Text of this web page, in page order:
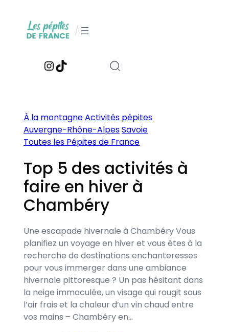
contenu
/
Instagram
TikTok
À la montagneActivités pépites
Auvergne-Rhône-AlpesSavoie
Toutes les Pépites de France
Top 5 des activités à
faire en hiver à
Chambéry
Une escapade hivernale à Chambéry Vous
planifiez un voyage en hiver et vous êtes à la
recherche de destinations enchanteresses
pour vous immerger dans une ambiance
hivernale pittoresque ? Un pas hésitant dans
la neige immaculée, un visage qui rougit sous
l’air frais et la chaleur d’un vin chaud entre
vos mains – Chambéry en…